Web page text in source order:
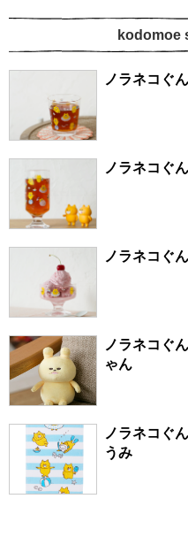
kodomoe
ノラネコぐ
ゃん
ノラネコぐ
うみ